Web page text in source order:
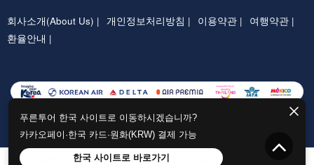
푸른투어 한국 사이트로 이동하시겠습니까?
카카오페이·한국 카드·원화(KRW) 결제 가능
한국 사이트로 바로가기
회사소개(About Us) | 개인정보처리방침 | 이용약관 |
여행약관 |
환율안내 |
COPYRIGHTⓒ PRTTOUR.COM ALL RIGHTS RESERVED